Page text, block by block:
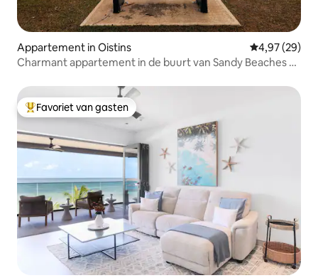
Appartement in Oistins Gemiddelde
4,97 (29)
Charmant appartement in de buurt van Sandy Beaches &
Topfavoriet van gasten
Favoriet van gasten